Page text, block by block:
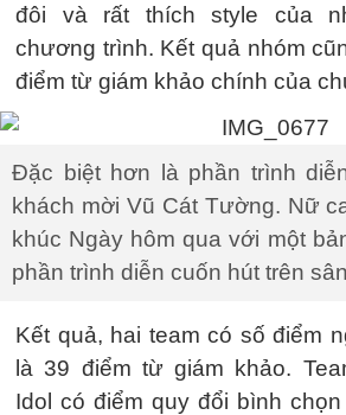
đôi và rất thích style của
chương trình. Kết quả nhóm
điểm từ giám khảo chính của
Đặc biệt hơn là phần trình
khách mời Vũ Cát Tường. Nữ
khúc Ngày hôm qua với một
phần trình diễn cuốn hút trên
Kết quả, hai team có số điểm
là 39 điểm từ giám khảo.
Idol có điểm quy đổi bình